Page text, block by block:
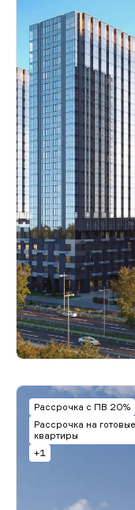
Рассрочка с ПВ 20%
Рассрочка на готовые
квартиры
+1